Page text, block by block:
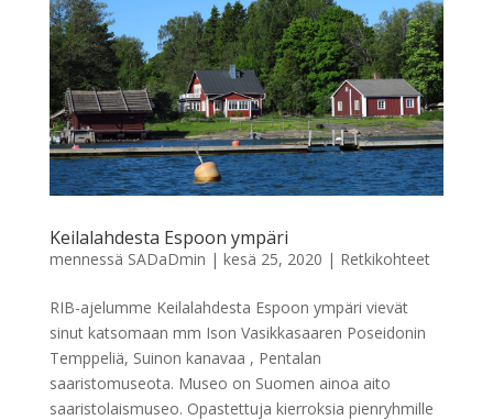
Keilalahdesta Espoon ympäri
mennessä SADaDmin | kesä 25, 2020 | Retkikohteet
RIB-ajelumme Keilalahdesta Espoon ympäri vievät
sinut katsomaan mm Ison Vasikkasaaren Poseidonin
Temppeliä, Suinon kanavaa , Pentalan
saaristomuseota. Museo on Suomen ainoa aito
saaristolaismuseo. Opastettuja kierroksia pienryhmille